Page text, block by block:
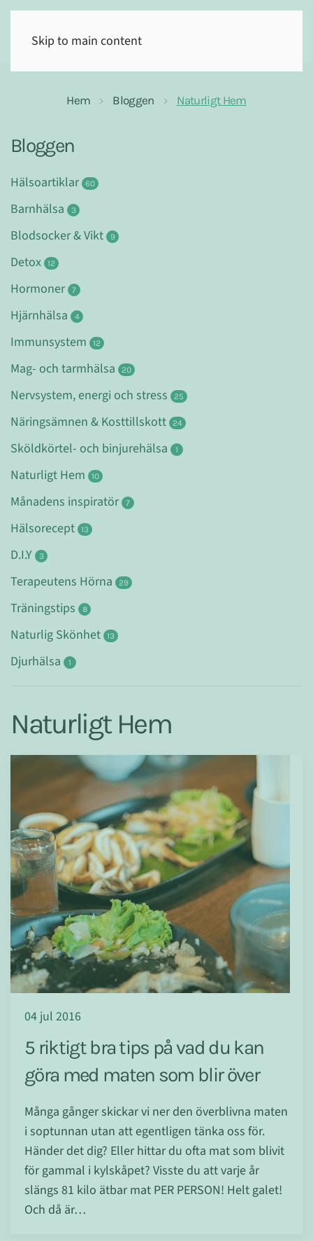
Skip to main content
Hem Bloggen Naturligt Hem
Bloggen
Hälsoartiklar 60
Barnhälsa 3
Blodsocker & Vikt 9
Detox 12
Hormoner 7
Hjärnhälsa 4
Immunsystem 12
Mag- och tarmhälsa 20
Nervsystem, energi och stress 25
Näringsämnen & Kosttillskott 24
Sköldkörtel- och binjurehälsa 1
Naturligt Hem 10
Månadens inspiratör 7
Hälsorecept 13
D.I.Y 3
Terapeutens Hörna 29
Träningstips 8
Naturlig Skönhet 13
Djurhälsa 1
Naturligt Hem
04 jul 2016
5 riktigt bra tips på vad du kan
göra med maten som blir över
Många gånger skickar vi ner den överblivna maten
i soptunnan utan att egentligen tänka oss för.
Händer det dig? Eller hittar du ofta mat som blivit
för gammal i kylskåpet? Visste du att varje år
slängs 81 kilo ätbar mat PER PERSON! Helt galet!
Och då är…